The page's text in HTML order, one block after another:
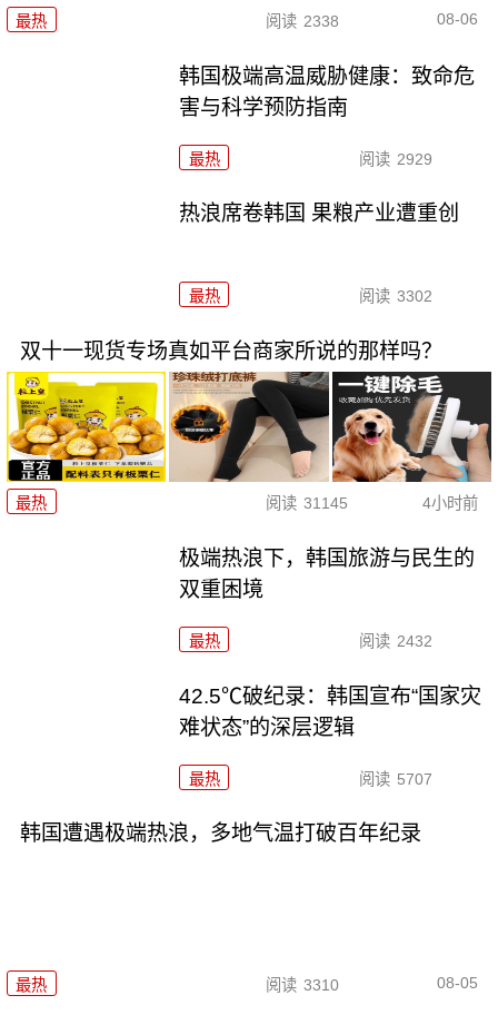
最热 阅读 2338 08-06
韩国极端高温威胁健康：致命危
害与科学预防指南
最热 阅读 2929
热浪席卷韩国 果粮产业遭重创
最热 阅读 3302
双十一现货专场真如平台商家所说的那样吗？
最热 阅读 31145 4小时前
极端热浪下，韩国旅游与民生的
双重困境
最热 阅读 2432
42.5℃破纪录：韩国宣布“国家灾
难状态”的深层逻辑
最热 阅读 5707
韩国遭遇极端热浪，多地气温打破百年纪录
最热 阅读 3310 08-05